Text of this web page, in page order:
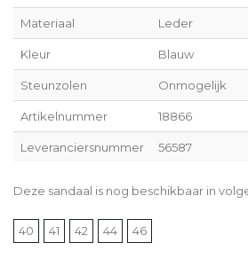
Materiaal Leder
Kleur Blauw
Steunzolen Onmogelijk
Artikelnummer 18866
Leveranciersnummer 56587
Deze sandaal is nog beschikbaar in
40 41 42 44 46